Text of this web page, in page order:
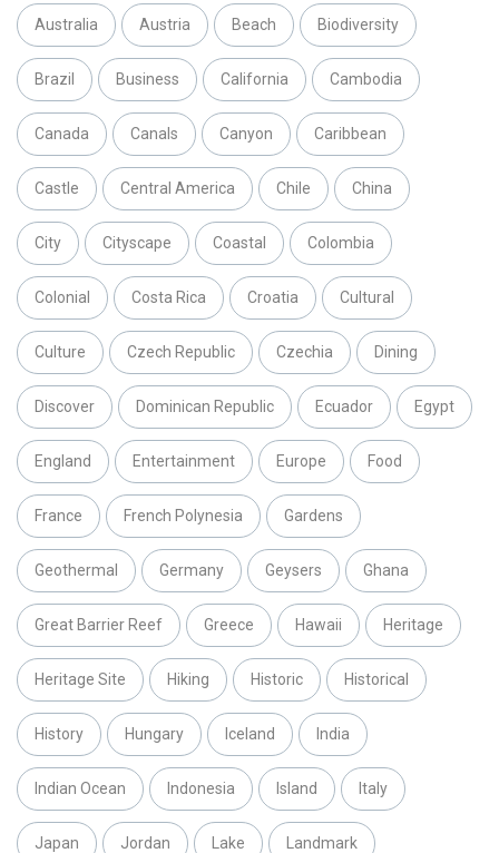
Australia Austria Beach Biodiversity
Brazil Business California Cambodia
Canada Canals Canyon Caribbean
Castle Central America Chile China
City Cityscape Coastal Colombia
Colonial Costa Rica Croatia Cultural
Culture Czech Republic Czechia Dining
Discover Dominican Republic Ecuador Egypt
England Entertainment Europe Food
France French Polynesia Gardens
Geothermal Germany Geysers Ghana
Great Barrier Reef Greece Hawaii Heritage
Heritage Site Hiking Historic Historical
History Hungary Iceland India
Indian Ocean Indonesia Island Italy
Japan Jordan Lake Landmark